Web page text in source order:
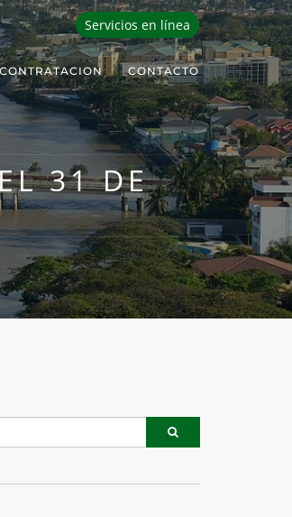
Servicios en línea
CONTACTO
31 DE